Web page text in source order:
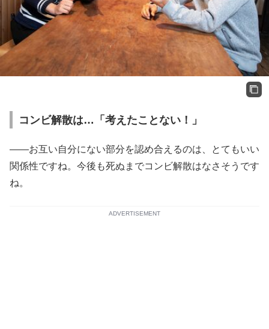
コンビ解散は…「考えたことない！」
――お互い自分にない部分を認め合えるのは、とてもいい
関係性ですね。今後も死ぬまでコンビ解散はなさそうです
ね。
ADVERTISEMENT